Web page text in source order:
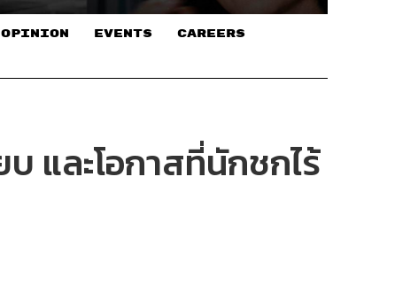
OPINION EVENTS CAREERS
และโอกาสที่นักชกไร้